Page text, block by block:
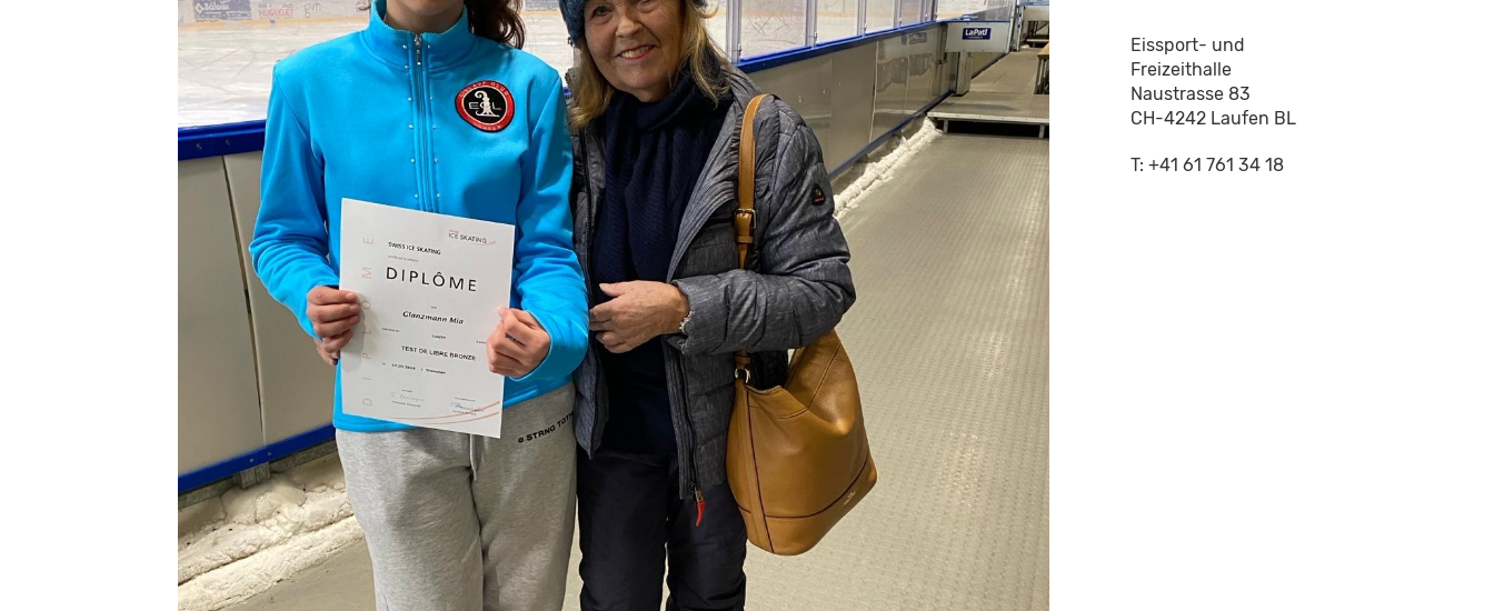
Eissport- und
Freizeithalle
Naustrasse 83
CH-4242 Laufen BL
T: +41 61 761 34 18